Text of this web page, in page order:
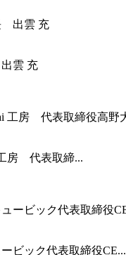
雲 充
工房 代表取締...
ビック代表取締役CE...